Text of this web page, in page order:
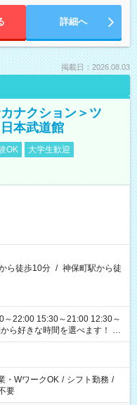
詳細へ
掲載日：2026.08.03
ナクション＞ツ
本武道館
OK
大学生歓迎
ら徒歩10分 / 神保町駅から徒
～22:00 15:30～21:00 12:30～
す
・WワークOK / シフト勤務 /
要